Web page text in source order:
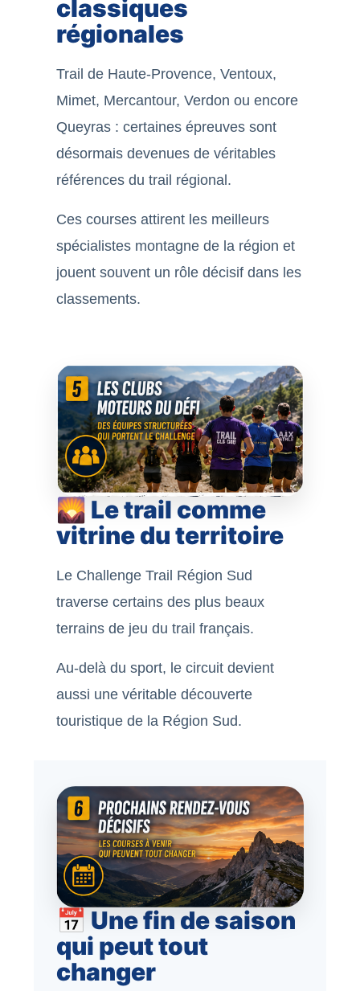
classiques
régionales
Trail de Haute-Provence, Ventoux,
Mimet, Mercantour, Verdon ou encore
Queyras : certaines épreuves sont
désormais devenues de véritables
références du trail régional.
Ces courses attirent les meilleurs
spécialistes montagne de la région et
jouent souvent un rôle décisif dans les
classements.
🌄 Le trail comme
vitrine du territoire
Le Challenge Trail Région Sud
traverse certains des plus beaux
terrains de jeu du trail français.
Au-delà du sport, le circuit devient
aussi une véritable découverte
touristique de la Région Sud.
📅 Une fin de saison
qui peut tout
changer